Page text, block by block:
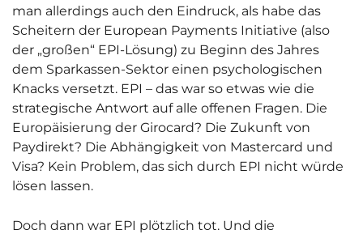
man allerdings auch den Eindruck, als habe das
Scheitern der European Payments Initiative (also
der „großen“ EPI-Lösung) zu Beginn des Jahres
dem Sparkassen-Sektor einen psychologischen
Knacks versetzt. EPI – das war so etwas wie die
strategische Antwort auf alle offenen Fragen. Die
Europäisierung der Girocard? Die Zukunft von
Paydirekt? Die Abhängigkeit von Mastercard und
Visa? Kein Problem, das sich durch EPI nicht würde
lösen lassen.
Doch dann war EPI plötzlich tot. Und die